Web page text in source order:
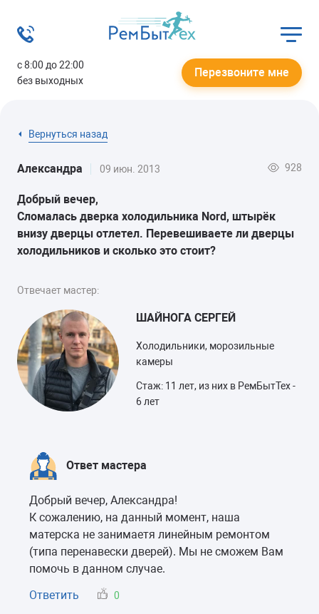
с 8:00 до 22:00
без выходных
Перезвоните мне
Вернуться назад
Александра 09 июн. 2013 928
Добрый вечер,
Сломалась дверка холодильника Nord, штырёк
внизу дверцы отлетел. Перевешиваете ли дверцы
холодильников и сколько это стоит?
Отвечает мастер:
ШАЙНОГА СЕРГЕЙ
Холодильники, морозильные
камеры
Стаж: 11 лет, из них в РемБытТех -
6 лет
Ответ мастера
Добрый вечер, Александра!
К сожалению, на данный момент, наша
матерска не занимаетя линейным ремонтом
(типа перенавески дверей). Мы не сможем Вам
помочь в данном случае.
Ответить
0